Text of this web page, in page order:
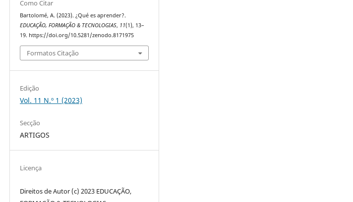
Como Citar
Bartolomé, A. (2023). ¿Qué es aprender?.
EDUCAÇÃO, FORMAÇÃO & TECNOLOGIAS, 11(1), 13–
19. https://doi.org/10.5281/zenodo.8171975
Formatos Citação
Edição
Vol. 11 N.º 1 (2023)
Secção
ARTIGOS
Licença
Direitos de Autor (c) 2023 EDUCAÇÃO,